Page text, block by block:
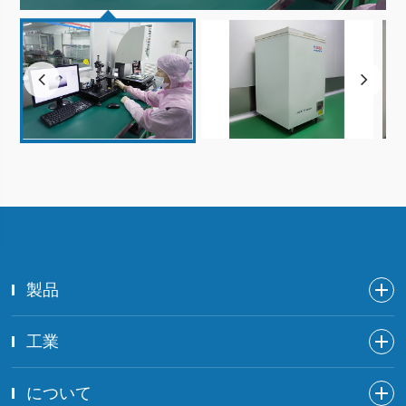
製品
工業
について